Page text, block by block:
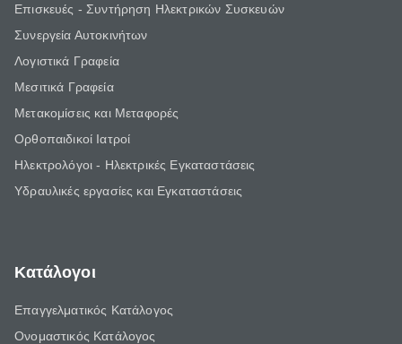
Επισκευές - Συντήρηση Ηλεκτρικών Συσκευών
Συνεργεία Αυτοκινήτων
Λογιστικά Γραφεία
Μεσιτικά Γραφεία
Μετακομίσεις και Μεταφορές
Ορθοπαιδικοί Ιατροί
Ηλεκτρολόγοι - Ηλεκτρικές Εγκαταστάσεις
Υδραυλικές εργασίες και Εγκαταστάσεις
Κατάλογοι
Επαγγελματικός Κατάλογος
Ονομαστικός Κατάλογος